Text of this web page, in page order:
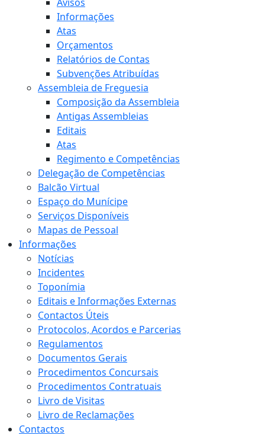
Avisos
Informações
Atas
Orçamentos
Relatórios de Contas
Subvenções Atribuídas
Assembleia de Freguesia
Composição da Assembleia
Antigas Assembleias
Editais
Atas
Regimento e Competências
Delegação de Competências
Balcão Virtual
Espaço do Munícipe
Serviços Disponíveis
Mapas de Pessoal
Informações
Notícias
Incidentes
Toponímia
Editais e Informações Externas
Contactos Úteis
Protocolos, Acordos e Parcerias
Regulamentos
Documentos Gerais
Procedimentos Concursais
Procedimentos Contratuais
Livro de Visitas
Livro de Reclamações
Contactos